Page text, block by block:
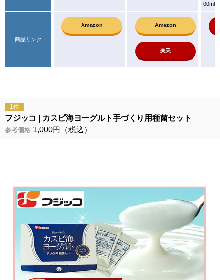
商品リンク
Amazon Amazon
楽天
1位
フジッコ カスピ海ヨーグルト手づくり用種菌セット
参考価格 1,000円（税込）